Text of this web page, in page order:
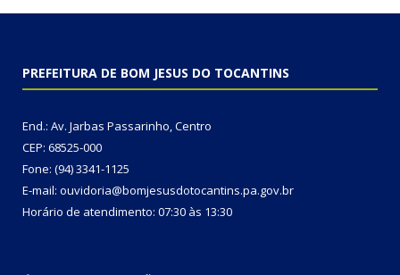
PREFEITURA DE BOM JESUS DO TOCANTINS
End.: Av. Jarbas Passarinho, Centro
CEP: 68525-000
Fone: (94) 3341-1125
E-mail: ouvidoria@bomjesusdotocantins.pa.gov.br
Horário de atendimento: 07:30 às 13:30